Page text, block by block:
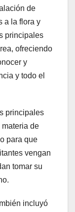
de
a la flora y
principales
ofreciendo
y
y todo el
principales
de
para que
vengan
tomar su
incluyó